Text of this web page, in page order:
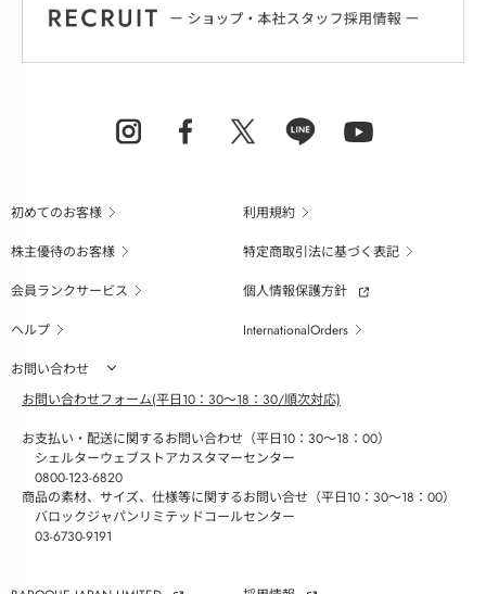
初めてのお客様
利用規約
株主優待のお客様
特定商取引法に基づく表記
会員ランクサービス
個人情報保護方針
ヘルプ
InternationalOrders
お問い合わせ
お問い合わせフォーム(平日10：30～18：30/順次対応)
お支払い・配送に関するお問い合わせ（平日10：30～18：00）
シェルターウェブストアカスタマーセンター
0800-123-6820
商品の素材、サイズ、仕様等に関するお問い合せ（平日10：30～18：00）
バロックジャパンリミテッドコールセンター
03-6730-9191